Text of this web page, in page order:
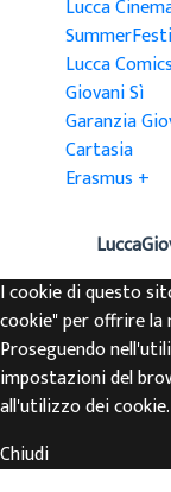
Lucca
Lucca Comics
Giovani Sì
Garanzia
Cartasia
Erasmus +
I cookie di questo
cookie" per offrire la
Proseguendo
impostazioni del
all'utilizzo dei cookie.
Chiudi